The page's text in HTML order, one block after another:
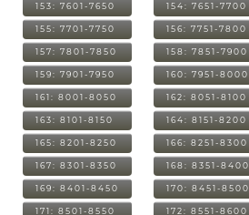
153: 7601-7650 154: 7651-7700
155: 7701-7750 156: 7751-7800
157: 7801-7850 158: 7851-7900
159: 7901-7950 160: 7951-8000
161: 8001-8050 162: 8051-8100
163: 8101-8150 164: 8151-8200
165: 8201-8250 166: 8251-8300
167: 8301-8350 168: 8351-8400
169: 8401-8450 170: 8451-8500
171: 8501-8550 172: 8551-8600